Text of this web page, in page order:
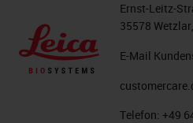
Ernst-Leitz-
35578
E-Mail
Telefon: +49